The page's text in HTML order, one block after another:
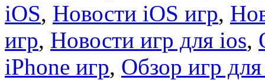
iOS, Новости iOS игр,
игр, Новости игр для ios,
iPhone игр, Обзор игр